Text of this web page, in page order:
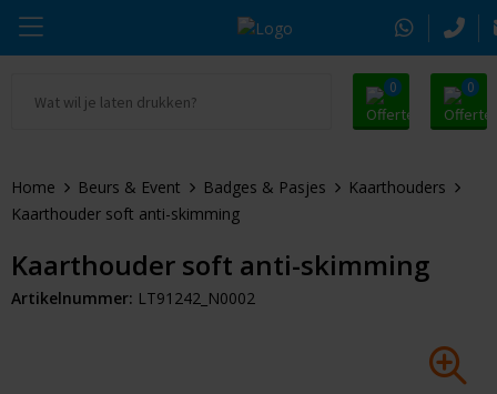
0 0
Drinkwaren
Tassen & Reizen
Alle promosnoepje
Zomer
Kerst
Thule
Alle merken
Home Beurs & Event Badges & Pasjes
Kaarthouders
Kaarthouder soft anti-skimming
Kaarthouder soft anti-skimming
Artikelnummer: LT91242_N0002